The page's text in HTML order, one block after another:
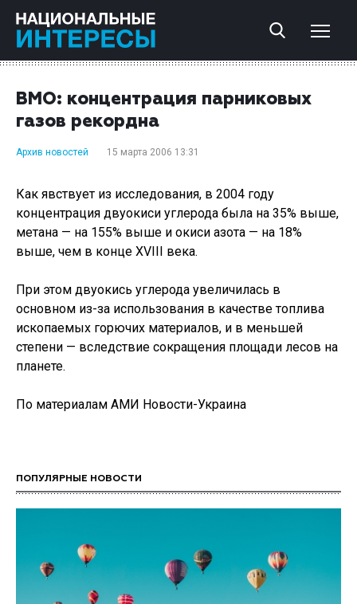
ВМО: концентрация парниковых
газов рекордна
Архив новостей 15 марта 2006 13:31
Как явствует из исследования, в 2004 году
концентрация двуокиси углерода была на 35% выше,
метана — на 155% выше и окиси азота — на 18%
выше, чем в конце ХVIII века.
При этом двуокись углерода увеличилась в
основном из-за использования в качестве топлива
ископаемых горючих материалов, и в меньшей
степени — вследствие сокращения площади лесов на
планете.
По материалам АМИ Новости-Украина
ПОПУЛЯРНЫЕ НОВОСТИ